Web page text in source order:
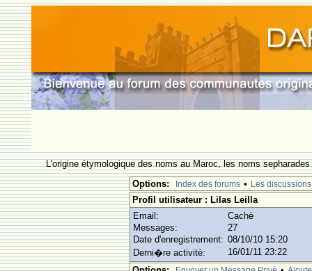
L'origine étymologique des noms au Maroc, les noms
Options:
Index des forums • Les discussions
Profil utilisateur : Lilas Leilla
Email:
Cachè
Messages:
27
Date d'enregistrement: 08/10/10 15:20
Derni�re activitè:
16/01/11 23:22